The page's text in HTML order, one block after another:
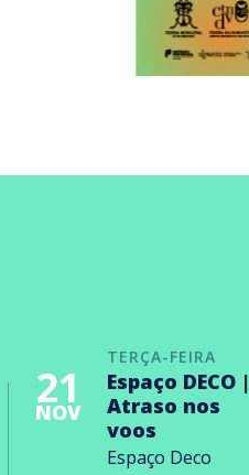
TERÇA-FEIRA
21
NOV
Espaço DECO |
Atraso nos
voos
Espaço Deco